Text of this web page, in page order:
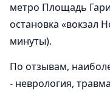
метро Площадь
остановка «вокзал
минуты).
По отзывам,
- неврология,